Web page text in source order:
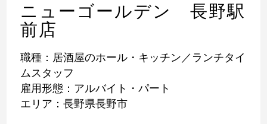
ニューゴールデン 長野駅
前店
職種：居酒屋のホール・キッチン／ランチタイ
ムスタッフ
雇用形態：アルバイト・パート
エリア：長野県長野市